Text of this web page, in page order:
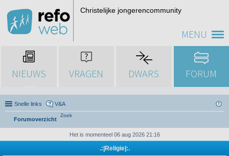
MENU
Christelijke jongerencommunity
NIEUWS VRAGEN DWARS FORUM
Snelle links V&A
Forumoverzicht
Zoek
Het is momenteel 06 aug 2026 21:16
.:|Religie|:.